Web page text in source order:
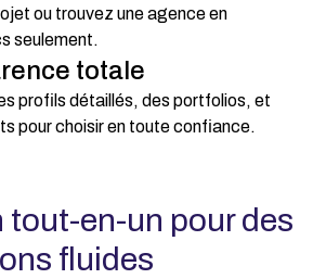
ou trouvez une agence en
seulement.
totale
profils détaillés, des portfolios, et
pour choisir en toute confiance.
tout-en-un pour des
fluides